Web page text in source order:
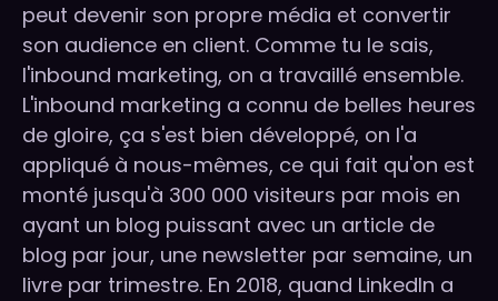
peut devenir son propre média et convertir
son audience en client. Comme tu le sais,
l'inbound marketing, on a travaillé ensemble.
L'inbound marketing a connu de belles heures
de gloire, ça s'est bien développé, on l'a
appliqué à nous-mêmes, ce qui fait qu'on est
monté jusqu'à 300 000 visiteurs par mois en
ayant un blog puissant avec un article de
blog par jour, une newsletter par semaine, un
livre par trimestre. En 2018, quand LinkedIn a